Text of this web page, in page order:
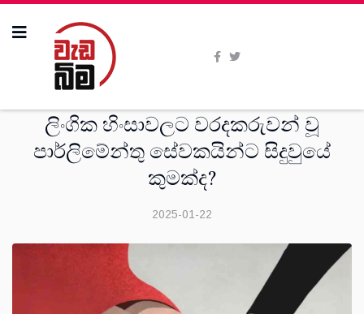
ලිංගික හිංසාවලට වරදකරුවන් වූ
පාර්ලිමේන්තු සේවකයින්ට සිදුවුයේ
කුමක්ද?
2025-01-22